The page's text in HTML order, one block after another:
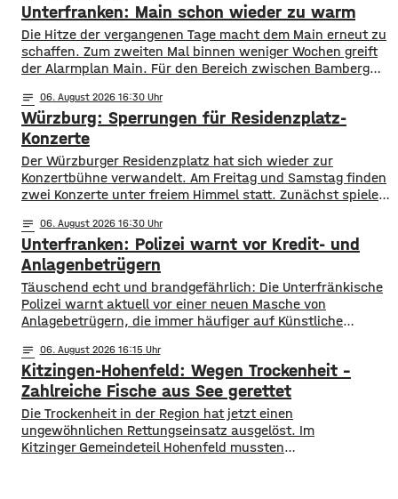
Unterfranken: Main schon wieder zu warm
Die Hitze der vergangenen Tage macht dem Main erneut zu
schaffen. Zum zweiten Mal binnen weniger Wochen greift
der Alarmplan Main. Für den Bereich zwischen Bamberg
mainabwärts die zweite von drei Warnstufen. Zwar gibt es
aktuell mit dem Sauerstoffgehalt im Wasser noch keine
Probleme, allerdings ist die Wassertemperatur
notes 06. August 2026 16:30
Würzburg: Sperrungen für Residenzplatz-
Konzerte
Der Würzburger Residenzplatz hat sich wieder zur
Konzertbühne verwandelt. Am Freitag und Samstag finden
zwei Konzerte unter freiem Himmel statt. Zunächst spielen
Samstag ist dann das Konzert des Duos Fast Boy. Das
Konzert von Roy Bianco und den Abbrunzati Boys ist
ausverkauft, rund 16.000 Menschen werden
notes 06. August 2026 16:30
Unterfranken: Polizei warnt vor Kredit- und
Anlagenbetrügern
​​Täuschend echt und brandgefährlich: Die Unterfränkische
Polizei warnt aktuell vor einer neuen Masche von
Anlagebetrügern, die immer häufiger auf Künstliche
Menschen aus der Region um ihr Erspartes gebracht. ​Laut
Polizei erstellen die Täter mithilfe von KI täuschen echte
Werbevideos oder fälschen Empfehlungen von prominenten
Persönlichkeiten. Ihr Ziel: echte
notes 06. August 2026 16:15
Kitzingen-Hohenfeld: Wegen Trockenheit –
Zahlreiche Fische aus See gerettet
​​Die Trockenheit in der Region hat jetzt einen
ungewöhnlichen Rettungseinsatz ausgelöst. Im
Kitzinger Gemeindeteil Hohenfeld mussten